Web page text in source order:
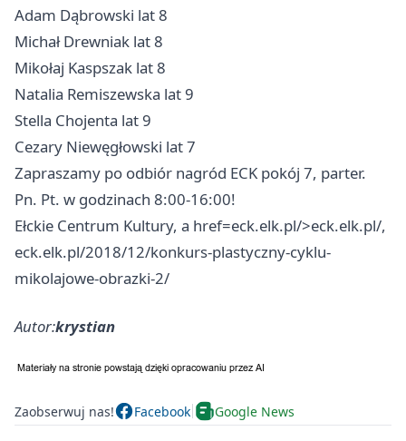
Adam Dąbrowski lat 8
Michał Drewniak lat 8
Mikołaj Kaspszak lat 8
Natalia Remiszewska lat 9
Stella Chojenta lat 9
Cezary Niewęgłowski lat 7
Zapraszamy po odbiór nagród ECK pokój 7, parter.
Pn. Pt. w godzinach 8:00-16:00!
Ełckie Centrum Kultury, a href=eck.elk.pl/>eck.elk.pl/,
eck.elk.pl/2018/12/konkurs-plastyczny-cyklu-
mikolajowe-obrazki-2/
Autor:krystian
Zaobserwuj nas! Facebook Google News